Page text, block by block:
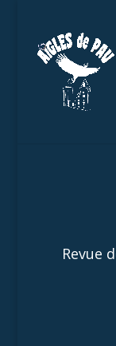
Revue